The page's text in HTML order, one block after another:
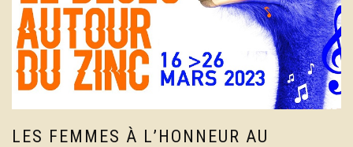
LES FEMMES À L’HONNEUR AU